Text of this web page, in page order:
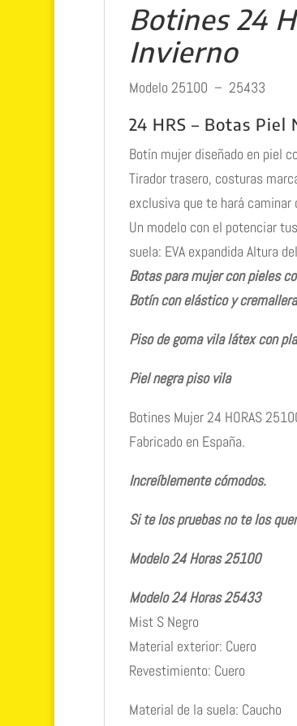
Botines 24
Invierno
Modelo 25100 – 25433
24 HRS – Botas Piel
Botín mujer diseñado en piel
Tirador trasero, costuras
exclusiva que te hará
Un modelo con el potenciar
suela: EVA expandida Altura
Botas para mujer con pieles
Botín con elástico y
Piso de goma vila látex con
Piel negra piso vila
Botines Mujer 24 HORAS
Fabricado en España.
Increíblemente cómodos.
Si te los pruebas no te los
Modelo 24 Horas 25100
Modelo 24 Horas 25433
Mist S Negro
Material exterior: Cuero
Revestimiento: Cuero
Material de la suela: Caucho